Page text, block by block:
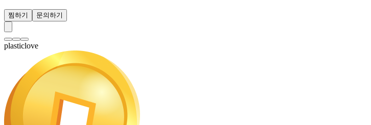
찜하기 문의하기
plasticlove